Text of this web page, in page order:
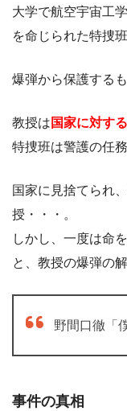
大学で航空宇宙工
を命じられた特捜班
爆弾から保護する
教授は 国家に対す
特捜班は警護の任
国家に見捨てられ
授・・・。
しかし、一度は命
と、教授の爆弾の
野間口徹「
事件の真相